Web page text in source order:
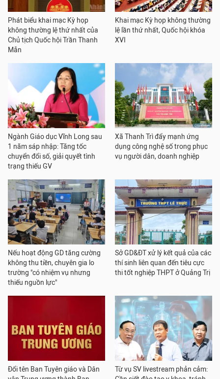
Phát biểu khai mạc Kỳ họp
không thường lệ thứ nhất của
Chủ tịch Quốc hội Trần Thanh
Mẫn
Khai mạc Kỳ họp không thường
lệ lần thứ nhất, Quốc hội khóa
XVI
Ngành Giáo dục Vĩnh Long sau
1 năm sáp nhập: Tăng tốc
chuyển đổi số, giải quyết tình
trạng thiếu GV
Xã Thanh Trì đẩy mạnh ứng
dụng công nghệ số trong phục
vụ người dân, doanh nghiệp
Nếu hoạt động GD tăng cường
không thu tiền, chuyên gia lo
trường "có nhiệm vụ nhưng
thiếu nguồn lực"
Sở GD&ĐT xử lý kết quả của các
thí sinh liên quan đến tiêu cực
thi tốt nghiệp THPT ở Quảng Trị
Đổi tên Ban Tuyên giáo và Dân
Từ vụ SV livestream phản cảm: